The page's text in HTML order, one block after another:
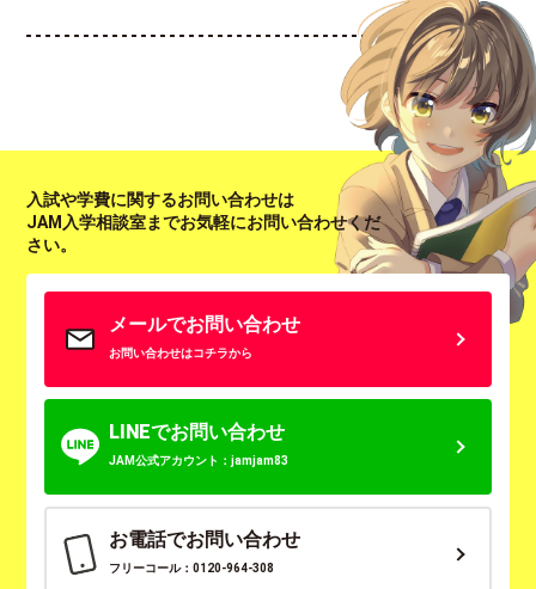
入試や学費に関するお問い合わせは
JAM入学相談室までお気軽にお問い合わせくだ
さい。
メールでお問い合わせ
お問い合わせはコチラから
LINEでお問い合わせ
JAM公式アカウント：jamjam83
お電話でお問い合わせ
フリーコール：0120-964-308